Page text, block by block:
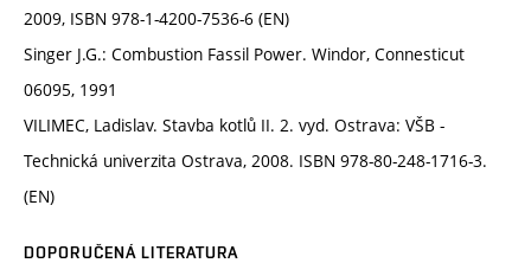
2009, ISBN 978-1-4200-7536-6 (EN)
Singer J.G.: Combustion Fassil Power. Windor, Connesticut
06095, 1991
VILIMEC, Ladislav. Stavba kotlů II. 2. vyd. Ostrava: VŠB -
Technická univerzita Ostrava, 2008. ISBN 978-80-248-1716-3.
(EN)
DOPORUČENÁ LITERATURA